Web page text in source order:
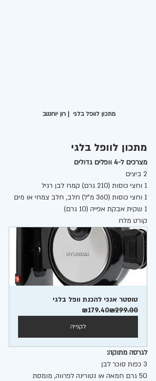
מתכון לוופל בלגי  | רון יוחננוב
מתכון לוופל בלגי
מצרכים ל-4 וופלים גדולים
2 ביצים
1 וחצי כוסות (210 גרם) קמח לבן רגיל
1 וחצי כוסות (360 מ"ל) חלב, חלב צמחי או מים
1 שקית אבקת אפייה (10 גרם)
קורט מלח
טוסטר אנכי להכנת וופל בלגי
₪299.00
₪179.40
לקנייה
לגרסה מתוקה:
3 כפות סוכר לבן
50 גרם חמאה או נטורינה לפרווה, מומסת